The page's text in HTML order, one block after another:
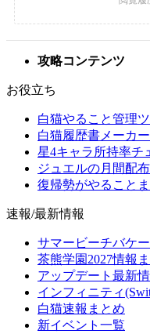
攻略コンテンツ
お役立ち
白猫やること管理
白猫履歴書メーカー
星4キャラ所持率チ
ジュエルの月間配
復帰勢がやること
速報/最新情報
サマービーチバケ
茶熊学園2027情報
アップデート最新
インフィニティ
白猫速報まとめ
新イベント一覧